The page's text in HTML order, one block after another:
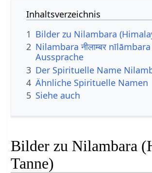
Inhaltsverzeichnis
1 Bilder zu Nilambara
2 Nilambara नीलाम्बर nīlāmbara
Aussprache
3 Der Spirituelle Name
4 Ähnliche Spirituelle Namen
5 Siehe auch
Bilder zu Nilambara
Tanne)